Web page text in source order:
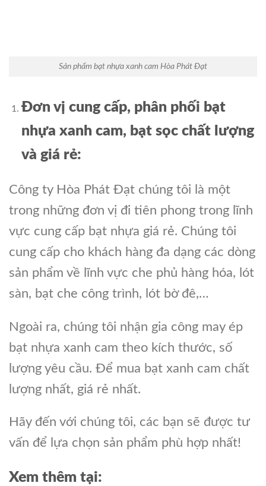
Sản phẩm bạt nhựa xanh cam Hòa Phát Đạt
Đơn vị cung cấp, phân phối bạt
nhựa xanh cam, bạt sọc chất lượng
và giá rẻ:
Công ty Hòa Phát Đạt chúng tôi là một
trong những đơn vị đi tiên phong trong lĩnh
vực cung cấp bạt nhựa giá rẻ. Chúng tôi
cung cấp cho khách hàng đa dạng các dòng
sản phẩm về lĩnh vực che phủ hàng hóa, lót
sàn, bạt che công trình, lót bờ đê,…
Ngoài ra, chúng tôi nhận gia công may ép
bạt nhựa xanh cam theo kích thước, số
lượng yêu cầu. Để mua bạt xanh cam chất
lượng nhất, giá rẻ nhất.
Hãy đến với chúng tôi, các bạn sẽ được tư
vấn để lựa chọn sản phẩm phù hợp nhất!
Xem thêm tại: